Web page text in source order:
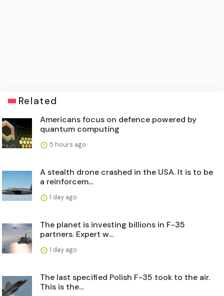
Related
Americans focus on defence powered by
quantum computing
5 hours ago
A stealth drone crashed in the USA. It is to be
a reinforcem...
1 day ago
The planet is investing billions in F-35
partners. Expert w...
1 day ago
The last specified Polish F-35 took to the air.
This is the...